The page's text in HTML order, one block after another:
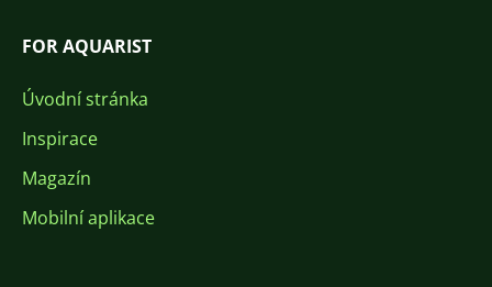
FOR AQUARIST
Úvodní stránka
Inspirace
Magazín
Mobilní aplikace